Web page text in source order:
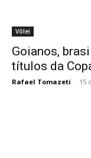
Vôlei
Goianos,
títulos da
Rafael Tomazeti - 15